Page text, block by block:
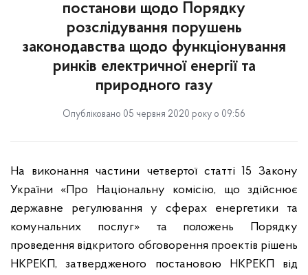
постанови щодо Порядку
розслідування порушень
законодавства щодо функціонування
ринків електричної енергії та
природного газу
Опубліковано 05 червня 2020 року о 09:56
На виконання частини четвертої статті 15 Закону
України «Про Національну комісію, що здійснює
державне регулювання у сферах енергетики та
комунальних послуг» та положень Порядку
проведення відкритого обговорення проектів рішень
НКРЕКП, затвердженого постановою НКРЕКП від